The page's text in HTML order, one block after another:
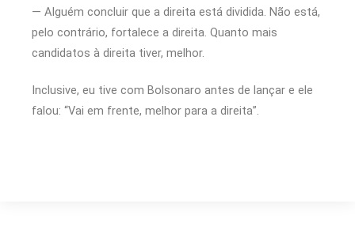
— Alguém concluir que a direita está dividida. Não está,
pelo contrário, fortalece a direita. Quanto mais
candidatos à direita tiver, melhor.
Inclusive, eu tive com Bolsonaro antes de lançar e ele
falou: “Vai em frente, melhor para a direita”.